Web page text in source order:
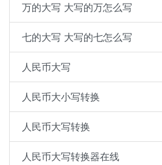
万的大写 大写的万怎么写
七的大写 大写的七怎么写
人民币大写
人民币大小写转换
人民币大写转换
人民币大写转换器在线